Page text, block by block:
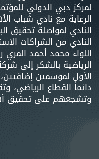
لمركز دبي الدولي
الرعاية مع نادي شباب
النادي لمواصلة تحقيق
النادي من الشراكات
اللواء محمد أحمد
الرياضية بالشكر إلى
الأول لموسمين
دائماً القطاع الرياضي،
وتشجعهم على تحقيق